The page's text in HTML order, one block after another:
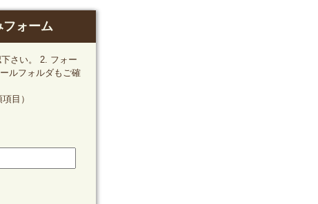
ォーム
さい。 2. フォー
ルフォルダもご確
目）